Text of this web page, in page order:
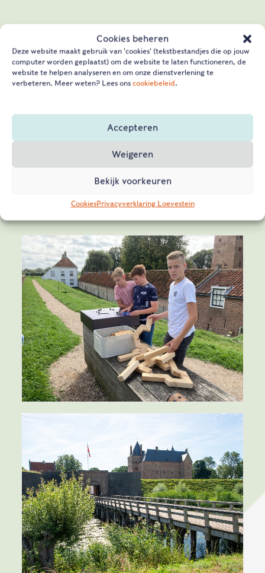
Cookies beheren
Deze website maakt gebruik van 'cookies' (tekstbestandjes die op jouw
computer worden geplaatst) om de website te laten functioneren, de
website te helpen analyseren en om onze dienstverlening te
verbeteren. Meer weten? Lees ons cookiebeleid.
Accepteren
Weigeren
Bekijk voorkeuren
CookiesPrivacyverklaring Loevestein
groepjes van circa 15 kinderen
per gids, afhankelijk van het
totale aantal leerlingen.
Duur
75 minuten
€ 5,00 per leerling. Begeleiders
52, 53, 56